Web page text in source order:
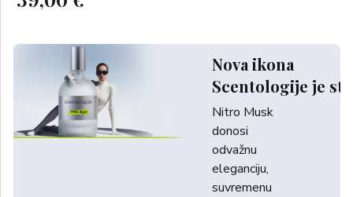
Nova ikona
Scentologije je
Nitro Musk
donosi
odvažnu
eleganciju,
suvremenu